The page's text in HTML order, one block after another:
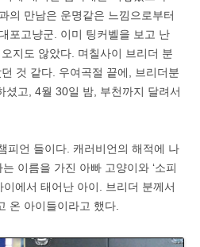
의 만남은 운명같은 느낌으로부터
포고냥군. 이미 팅커벨을 보고 난
지도 않았다. 며칠사이 브리더 분
것 같다. 우여곡절 끝에, 브리더분
셨고, 4월 30일 밤, 부천까지 달려서
피언 들이다. 캐러비언의 해적에 나
는 이름을 가진 아빠 고양이와 ‘소피
이에서 태어난 아이. 브리더 분께서
온 아이들이라고 했다.